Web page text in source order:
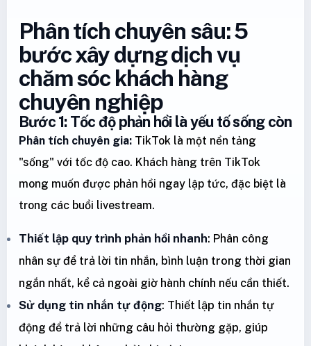
Phân tích chuyên sâu: 5
bước xây dựng dịch vụ
chăm sóc khách hàng
chuyên nghiệp
Bước 1: Tốc độ phản hồi là yếu tố sống còn
Phân tích chuyên gia: TikTok là một nền tảng
"sống" với tốc độ cao. Khách hàng trên TikTok
mong muốn được phản hồi ngay lập tức, đặc biệt là
trong các buổi livestream.
Thiết lập quy trình phản hồi nhanh: Phân công
nhân sự để trả lời tin nhắn, bình luận trong thời gian
ngắn nhất, kể cả ngoài giờ hành chính nếu cần thiết.
Sử dụng tin nhắn tự động: Thiết lập tin nhắn tự
động để trả lời những câu hỏi thường gặp, giúp